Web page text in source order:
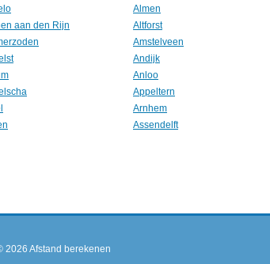
Almen
aan den Rijn Altforst
Amstelveen
Andijk
Anloo
Appeltern
Arnhem
Assendelft
2026 Afstand berekenen